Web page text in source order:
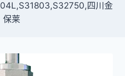
四川金
保莱